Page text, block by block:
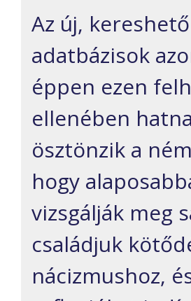
Az új, kereshető
adatbázisok
éppen ezen
ellenében
ösztönzik a
hogy
vizsgálják meg
családjuk
nácizmushoz,